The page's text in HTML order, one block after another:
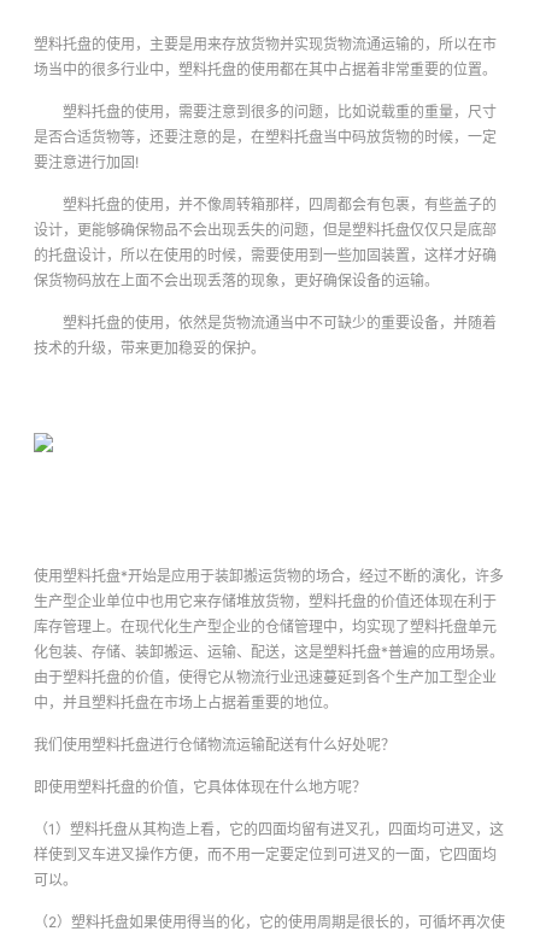
塑料托盘的使用，主要是用来存放货物并实现货物流通运输的，所以在市
场当中的很多行业中，塑料托盘的使用都在其中占据着非常重要的位置。
塑料托盘的使用，需要注意到很多的问题，比如说载重的重量，尺寸
是否合适货物等，还要注意的是，在塑料托盘当中码放货物的时候，一定
要注意进行加固!
塑料托盘的使用，并不像周转箱那样，四周都会有包裹，有些盖子的
设计，更能够确保物品不会出现丢失的问题，但是塑料托盘仅仅只是底部
的托盘设计，所以在使用的时候，需要使用到一些加固装置，这样才好确
保货物码放在上面不会出现丢落的现象，更好确保设备的运输。
塑料托盘的使用，依然是货物流通当中不可缺少的重要设备，并随着
技术的升级，带来更加稳妥的保护。
使用塑料托盘*开始是应用于装卸搬运货物的场合，经过不断的演化，许多
生产型企业单位中也用它来存储堆放货物，塑料托盘的价值还体现在利于
库存管理上。在现代化生产型企业的仓储管理中，均实现了塑料托盘单元
化包装、存储、装卸搬运、运输、配送，这是塑料托盘*普遍的应用场景。
由于塑料托盘的价值，使得它从物流行业迅速蔓延到各个生产加工型企业
中，并且塑料托盘在市场上占据着重要的地位。
我们使用塑料托盘进行仓储物流运输配送有什么好处呢？
即使用塑料托盘的价值，它具体体现在什么地方呢？
（1）塑料托盘从其构造上看，它的四面均留有进叉孔，四面均可进叉，这
样使到叉车进叉操作方便，而不用一定要定位到可进叉的一面，它四面均
可以。
（2）塑料托盘如果使用得当的化，它的使用周期是很长的，可循坏再次使